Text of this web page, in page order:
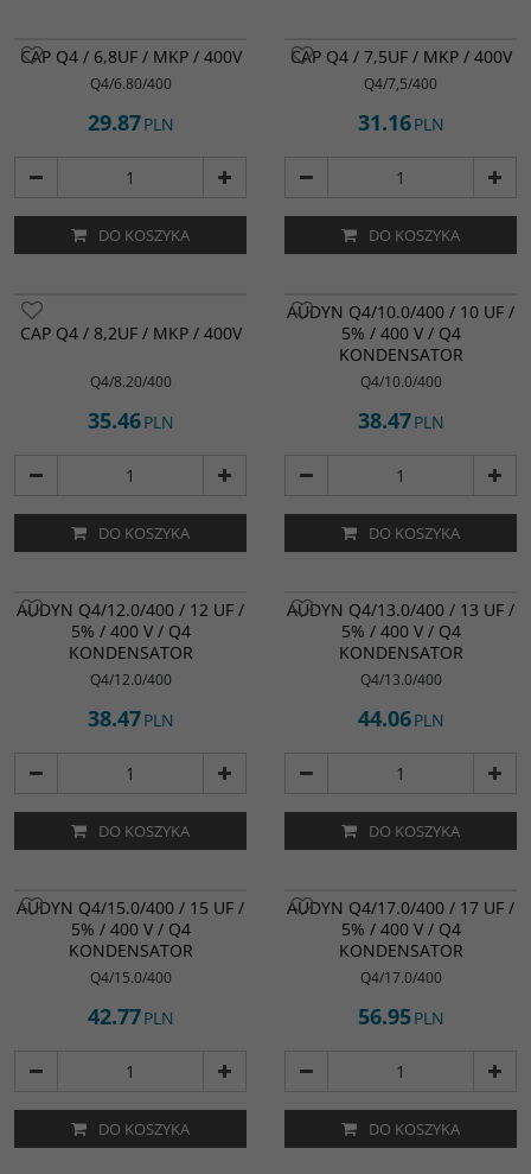
CAP Q4 / 6,8UF / MKP / 400V
Q4/6.80/400
29.87PLN
DO KOSZYKA
CAP Q4 / 7,5UF / MKP / 400V
Q4/7,5/400
31.16PLN
DO KOSZYKA
CAP Q4 / 8,2UF / MKP / 400V
Q4/8.20/400
35.46PLN
DO KOSZYKA
AUDYN Q4/10.0/400 / 10 UF /
5% / 400 V / Q4
KONDENSATOR
Q4/10.0/400
38.47PLN
DO KOSZYKA
AUDYN Q4/12.0/400 / 12 UF /
5% / 400 V / Q4
KONDENSATOR
Q4/12.0/400
38.47PLN
DO KOSZYKA
AUDYN Q4/13.0/400 / 13 UF /
5% / 400 V / Q4
KONDENSATOR
Q4/13.0/400
44.06PLN
DO KOSZYKA
AUDYN Q4/15.0/400 / 15 UF /
5% / 400 V / Q4
KONDENSATOR
Q4/15.0/400
42.77PLN
DO KOSZYKA
AUDYN Q4/17.0/400 / 17 UF /
5% / 400 V / Q4
KONDENSATOR
Q4/17.0/400
56.95PLN
DO KOSZYKA